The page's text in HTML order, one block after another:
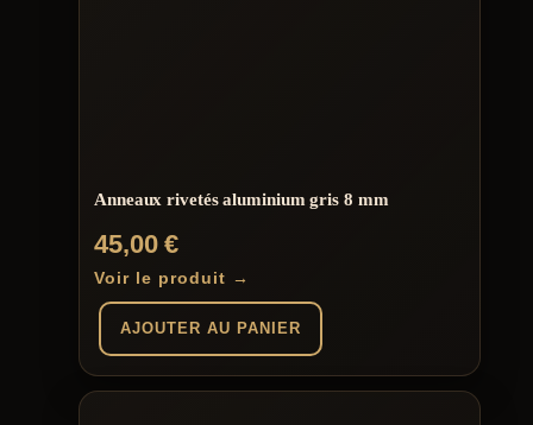
Anneaux rivetés aluminium gris 8 mm
45,00€
Voir le produit →
AJOUTER AU PANIER